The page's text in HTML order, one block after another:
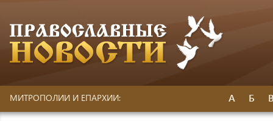
МИТРОПОЛИИ И ЕПАРХИИ: А Б